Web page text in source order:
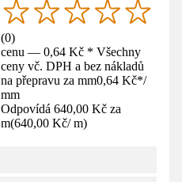
(0)
cenu — 0,64 Kč * Všechny
ceny vč. DPH a bez nákladů
na přepravu za mm0,64 Kč*/
mm
Odpovídá 640,00 Kč za
m(640,00 Kč/ m)